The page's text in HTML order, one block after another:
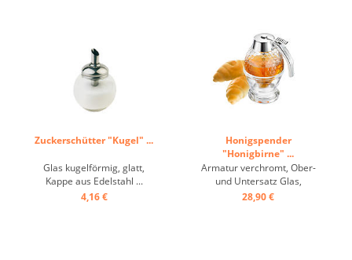
Zuckerschütter "Kugel" ...
Glas kugelförmig, glatt,
Kappe aus Edelstahl ...
4,16 €
Honigspender
"Honigbirne" ...
Armatur verchromt, Ober-
und Untersatz Glas,
praktisches Einhand-
28,90 €